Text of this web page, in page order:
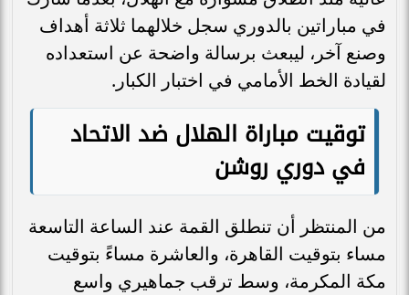
في مباراتين بالدوري سجل خلالهما ثلاثة أهداف
وصنع آخر، ليبعث برسالة واضحة عن استعداده
لقيادة الخط الأمامي في اختبار الكبار.
توقيت مباراة الهلال ضد الاتحاد
في دوري روشن
من المنتظر أن تنطلق القمة عند الساعة التاسعة
مساء بتوقيت القاهرة، والعاشرة مساءً بتوقيت
مكة المكرمة، وسط ترقب جماهيري واسع